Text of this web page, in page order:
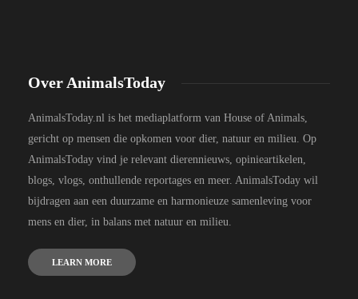
Over AnimalsToday
AnimalsToday.nl is het mediaplatform van House of Animals,
gericht op mensen die opkomen voor dier, natuur en milieu. Op
AnimalsToday vind je relevant dierennieuws, opinieartikelen,
blogs, vlogs, onthullende reportages en meer. AnimalsToday wil
bijdragen aan een duurzame en harmonieuze samenleving voor
mens en dier, in balans met natuur en milieu.
LEARN MORE